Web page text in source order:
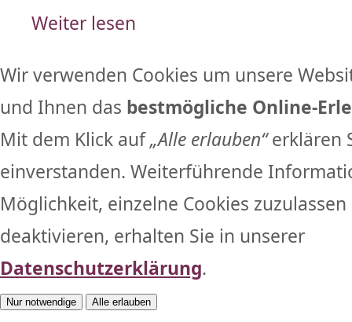
Weiter lesen
Wir verwenden Cookies um unsere
und Ihnen das bestmögliche Online-
Mit dem Klick auf„Alle erlauben“erklären
einverstanden. Weiterführende
Möglichkeit, einzelne Cookies
deaktivieren, erhalten Sie in unserer
Datenschutzerklärung.
Nur notwendige Alle erlauben